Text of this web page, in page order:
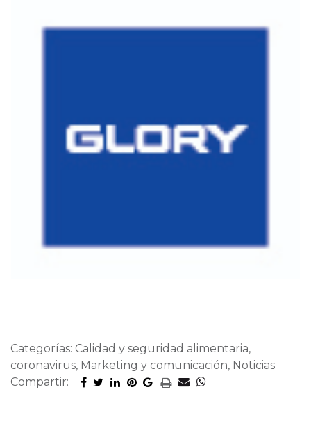
Categorías: Calidad y seguridad alimentaria,
coronavirus, Marketing y comunicación, Noticias
Compartir: